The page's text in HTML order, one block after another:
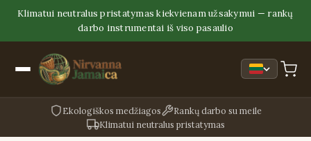
Klimatui neutralus pristatymas kiekvienam užsakymui — rankų
darbo instrumentai iš viso pasaulio
Ekologiškos medžiagos
Rankų darbo su meile
Klimatui neutralus pristatymas